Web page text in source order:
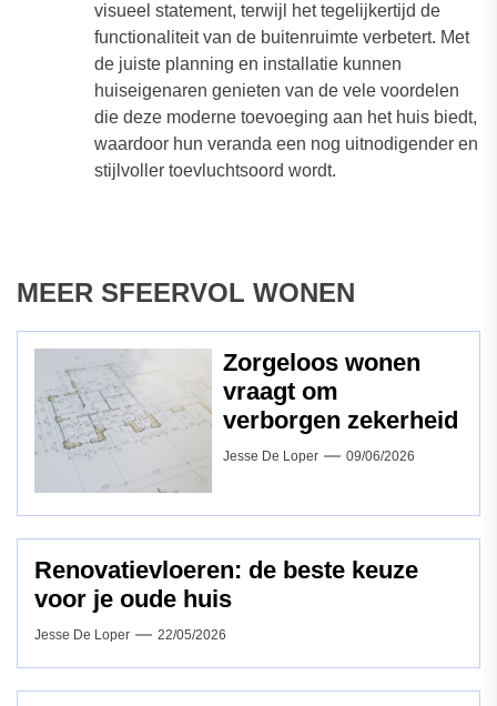
visueel statement, terwijl het tegelijkertijd de
functionaliteit van de buitenruimte verbetert. Met
de juiste planning en installatie kunnen
huiseigenaren genieten van de vele voordelen
die deze moderne toevoeging aan het huis biedt,
waardoor hun veranda een nog uitnodigender en
stijlvoller toevluchtsoord wordt.
MEER SFEERVOL WONEN
Zorgeloos wonen
vraagt om
verborgen zekerheid
Jesse De Loper 09/06/2026
Renovatievloeren: de beste keuze
voor je oude huis
Jesse De Loper 22/05/2026